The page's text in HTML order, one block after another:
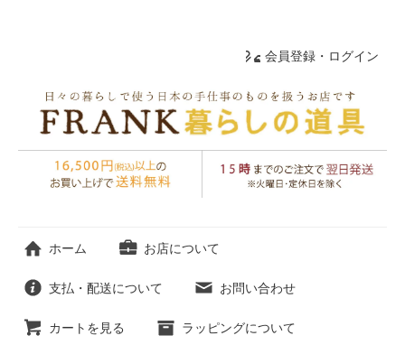
会員登録・ログイン
ホーム お店について
支払・配送について お問い合わせ
カートを見る ラッピングについて